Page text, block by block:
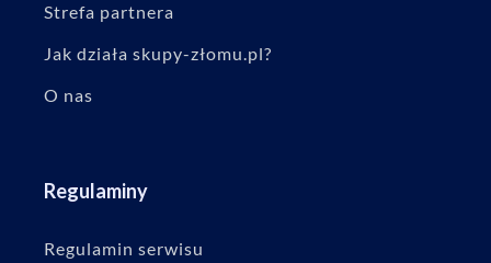
Strefa partnera
Jak działa skupy-złomu.pl?
O nas
Regulaminy
Regulamin serwisu